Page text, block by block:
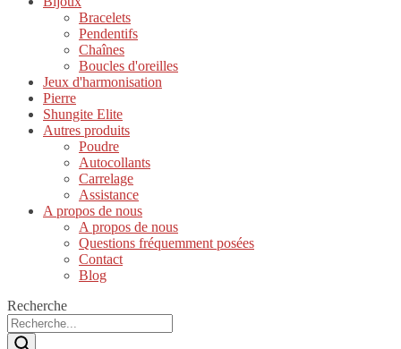
Bracelets
Pendentifs
Chaînes
Boucles d'oreilles
Jeux d'harmonisation
Pierre
Shungite Elite
Autres produits
Poudre
Autocollants
Carrelage
Assistance
A propos de nous
A propos de nous
Questions fréquemment posées
Contact
Blog
Recherche